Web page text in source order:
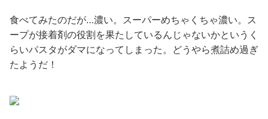
食べてみたのだが…濃い。スーパーめちゃくちゃ濃い。ス
ープが接着剤の役割を果たしているんじゃないかというく
らいパスタがダマになってしまった。どうやら煮詰め過ぎ
たようだ！